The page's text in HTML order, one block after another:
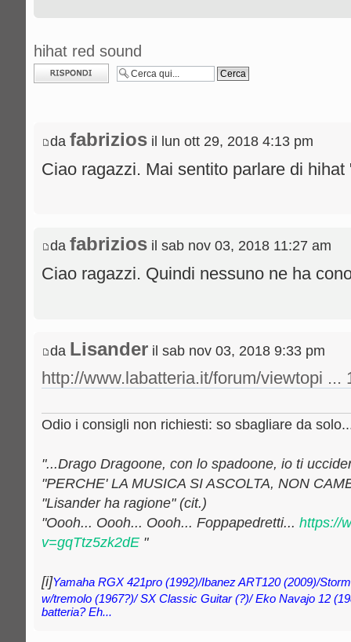
hihat red sound
Rispondi al
messaggio
da fabrizios il lun ott 29, 2018 4:13 pm
Ciao ragazzi. Mai sentito parlare di
da fabrizios il sab nov 03, 2018 11:27 am
Ciao ragazzi. Quindi nessuno ne ha
da Lisander il sab nov 03, 2018 9:33 pm
http://www.labatteria.it/forum/viewtopi ...
Odio i consigli non richiesti: so sbagliare da
"...Drago Dragoone, con lo spadoone, io ti
"PERCHE' LA MUSICA SI ASCOLTA, NON
"Lisander ha ragione" (cit.)
"Oooh... Oooh... Oooh... Foppapedretti... https://
v=gqTtz5zk2dE "
[i]Yamaha RGX 421pro (1992)/Ibanez ART120 (2009)/
w/tremolo (1967?)/ SX Classic Guitar (?)/ Eko Navajo 12
batteria? Eh...